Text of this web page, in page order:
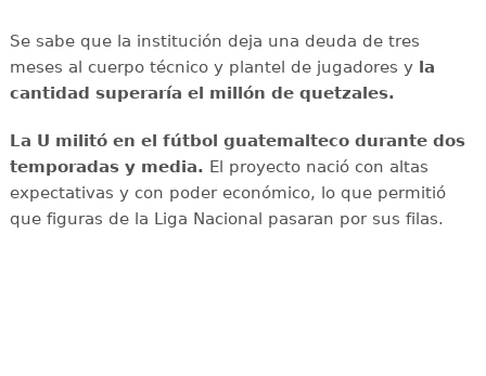
Se sabe que la institución deja una deuda de tres
meses al cuerpo técnico y plantel de jugadores y la
cantidad superaría el millón de quetzales.
La U militó en el fútbol guatemalteco durante dos
temporadas y media. El proyecto nació con altas
expectativas y con poder económico, lo que permitió
que figuras de la Liga Nacional pasaran por sus filas.